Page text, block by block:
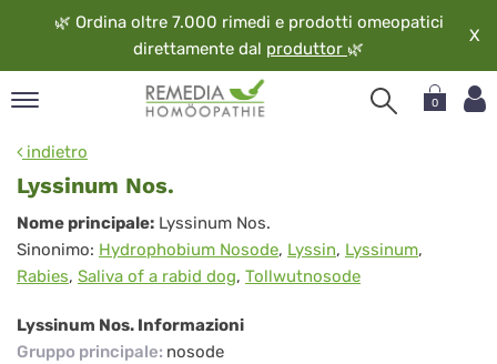
🌿 Ordina oltre 7.000 rimedi e prodotti omeopatici
direttamente dal produttor 🌿
X
0
indietro
Lyssinum Nos.
Lyssinum
Nos.
Nome principale: Lyssinum Nos.
Sinonimo: Hydrophobium Nosode, Lyssin, Lyssinum,
Rabies, Saliva of a rabid dog, Tollwutnosode
Lyssinum Nos. Informazioni
Gruppo principale: nosode